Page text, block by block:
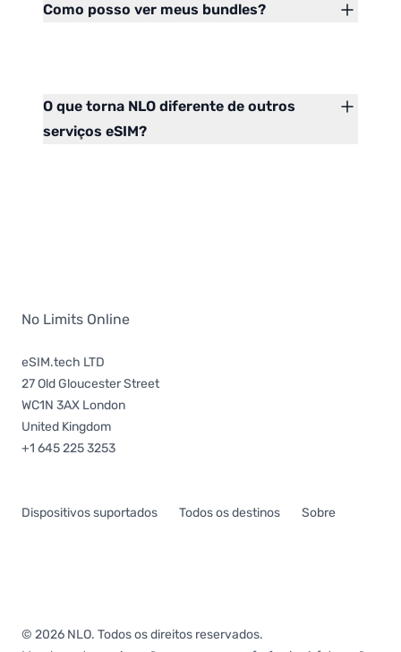
Como posso ver meus bundles?
O que torna NLO diferente de outros
serviços eSIM?
No Limits Online
eSIM.tech LTD
27 Old Gloucester Street
WC1N 3AX London
United Kingdom
+1 645 225 3253
Dispositivos suportados Todos os destinos Sobre
© 2026 NLO. Todos os direitos reservados.